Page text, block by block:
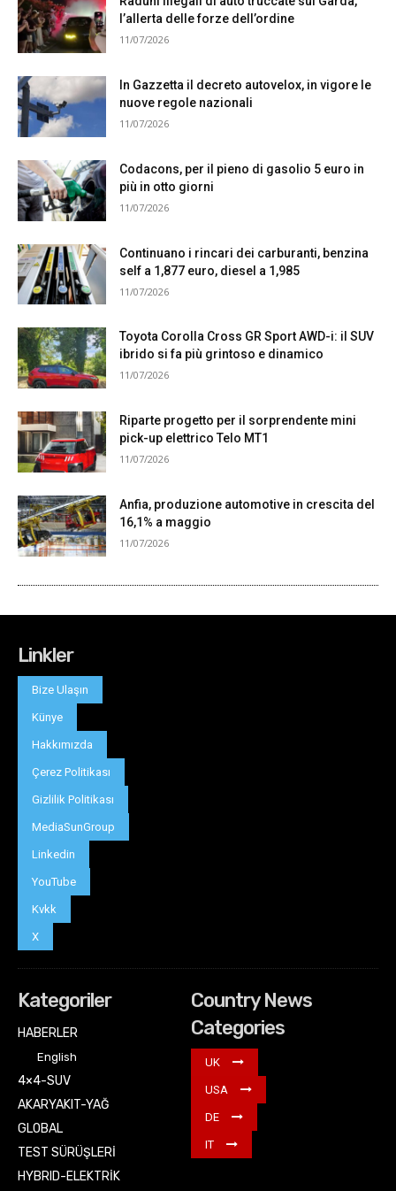
Linkler
Bize Ulaşın
Künye
Hakkımızda
Çerez Politikası
Gizlilik Politikası
MediaSunGroup
Linkedin
YouTube
Kvkk
X
Kategoriler
HABERLER
English
4×4-SUV
AKARYAKIT-YAĞ
GLOBAL
TEST SÜRÜŞLERİ
HYBRID-ELEKTRİK
Country News
Categories
UK
USA
DE
IT